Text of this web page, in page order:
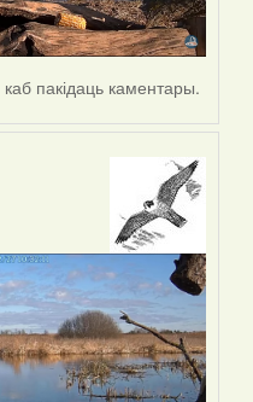
каб пакідаць каментары.